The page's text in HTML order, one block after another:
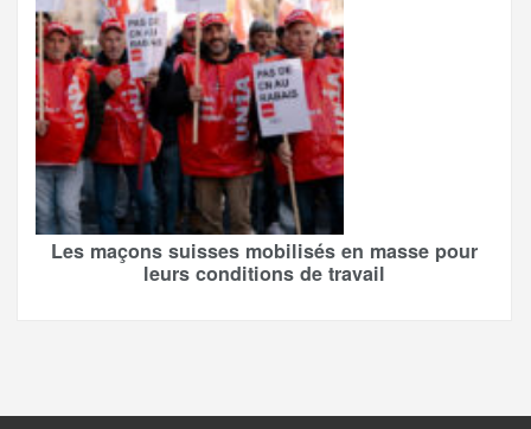
Les maçons suisses mobilisés en masse pour
leurs conditions de travail